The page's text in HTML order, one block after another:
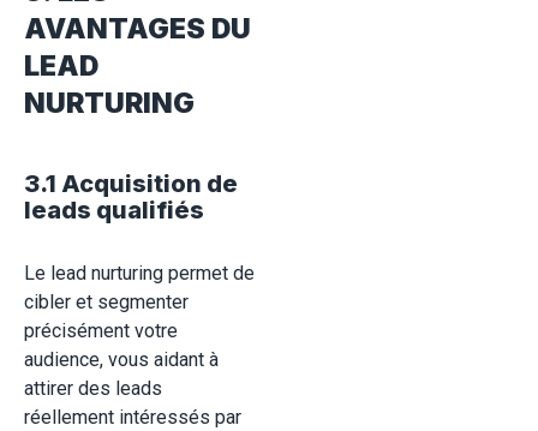
AVANTAGES DU
LEAD
NURTURING
3.1 Acquisition de
leads qualifiés
Le lead nurturing permet de
cibler et segmenter
précisément votre
audience, vous aidant à
attirer des leads
réellement intéressés par